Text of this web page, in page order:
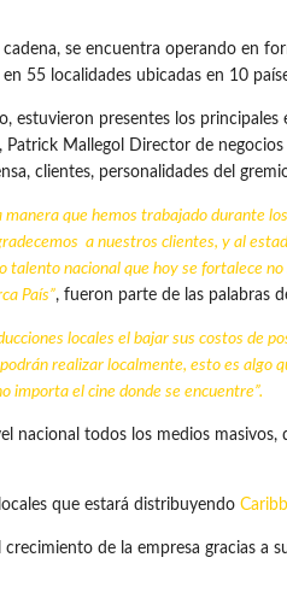
se encuentra operando en
55 localidades ubicadas en 10
estuvieron presentes los principales
Mallegol Director de
clientes, personalidades del
que hemos trabajado durante
a nuestros clientes, y al
nacional que hoy se fortalece
País”, fueron parte de las palabras
locales el bajar sus costos de
realizar localmente, esto es algo
importa el cine donde se encuentre”.
nacional todos los medios masivos,
que estará distribuyendo
de la empresa gracias a